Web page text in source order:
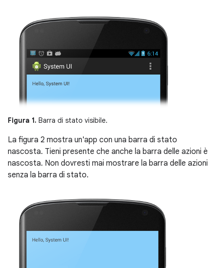
Figura 1. Barra di stato visibile.
La figura 2 mostra un'app con una barra di stato
nascosta. Tieni presente che anche la barra delle azioni è
nascosta. Non dovresti mai mostrare la barra delle azioni
senza la barra di stato.